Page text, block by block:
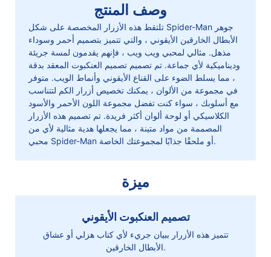
وصف المنتج
تلتقط هذه الأزرار المخصصة على شكل Spider-Man جوهر
الأبطال الخارقين الأيقوني ، والتي تتميز بتصميم أحمر وسوداء
مذهل. مثالي لمحبي ويب ويب ، فإنهم يقدمون لمسة جريئة
وديناميكية لأي جماعة. تم تصميم تصميم العنكبوت المعقد بدقة
، مما يسلط الضوء على القناع الأيقوني وأنماط الويب. متوفر
في مجموعة من الألوان ، يمكنك تخصيص أزرار الكم لتتناسب
مع أسلوبك ، سواء كنت تفضل مجموعة اللون الأحمر والأسود
الكلاسيكي أو لوحة ألوان أكثر فريدة. تم تصميم هذه الأزرار
المصممة من مواد متينة ، مما يجعلها هدية مثالية لأي من
محبي Spider-Man أو ملحقًا جذابًا لمجموعتك الخاصة.
ميزة
تصميم العنكبوت الأيقوني
تتميز هذه الأزرار ببيان جريء لأي كتاب هزلي أو عشاق
الأبطال الخارقين.